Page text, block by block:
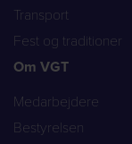
Transport
Fest og traditioner
Om VGT
Medarbejdere
Bestyrelsen